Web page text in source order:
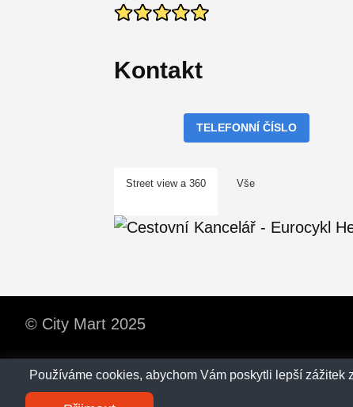
Kontakt
TELEFONNÍ ČÍSLO
Street view a 360 Vše
© City Mart 2025
Používáme cookies, abychom Vám poskytli lepší